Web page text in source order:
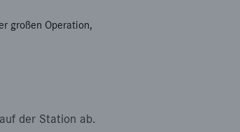
großen Operation,
der Station ab.